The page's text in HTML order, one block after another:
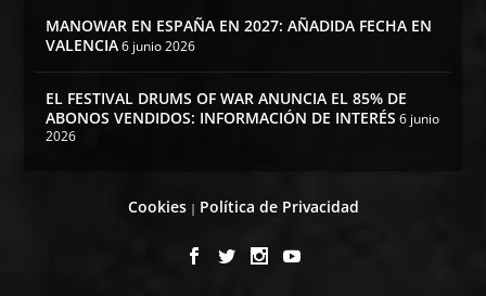
MANOWAR EN ESPAÑA EN 2027: AÑADIDA FECHA EN
VALENCIA 6 junio 2026
EL FESTIVAL DRUMS OF WAR ANUNCIA EL 85% DE
ABONOS VENDIDOS: INFORMACIÓN DE INTERÉS 6 junio
2026
Cookies| Política de Privacidad